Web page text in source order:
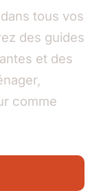
tous vos
des guides
et des
comme